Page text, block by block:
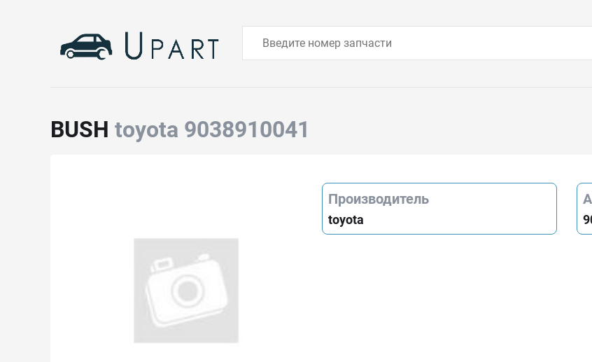
BUSH toyota 9038910041
Производитель
toyota